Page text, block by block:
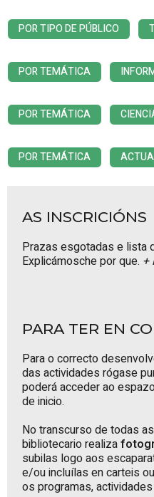
POR TIPO DE PÚBLICO
POR TEMÁTICA
POR TEMÁTICA
POR TEMÁTICA
AS INSCRICIÓNS
Prazas esgotadas e lista
Explicámosche por que. +
PARA TER EN
Para o correcto
das actividades rógase
poderá acceder ao
de inicio.
No transcurso de todas
bibliotecario realiza
subilas logo aos
e/ou incluílas en carteis
os programas,